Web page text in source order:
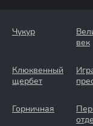
Чукур
век
Клюквенный
щербет
Горничная